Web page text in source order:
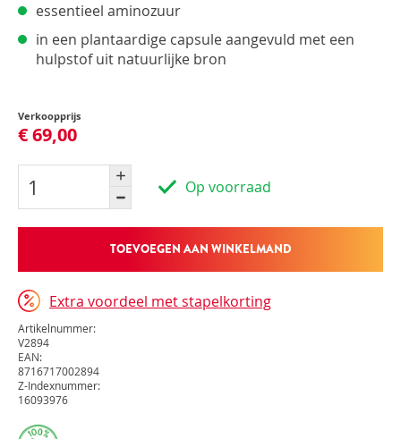
essentieel aminozuur
in een plantaardige capsule aangevuld met een
hulpstof uit natuurlijke bron
Verkoopprijs
€ 69,00
Op voorraad
TOEVOEGEN AAN WINKELMAND
Extra voordeel met stapelkorting
Artikelnummer:
V2894
EAN:
8716717002894
Z-Indexnummer:
16093976